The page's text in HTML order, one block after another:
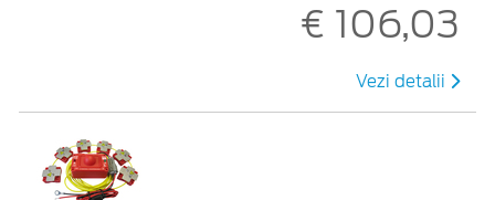
€ 106,03
Vezi detalii